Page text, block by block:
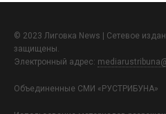
© 2023 Лиговка News | Сетевое
защищены.
Электронный адрес:
Объединенные СМИ «РУСТРИБУНА»